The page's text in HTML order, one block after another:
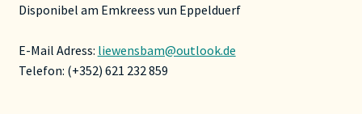
Disponibel am Emkreess vun Eppelduerf
E-Mail Adress: liewensbam@outlook.de
Telefon: (+352) 621 232 859